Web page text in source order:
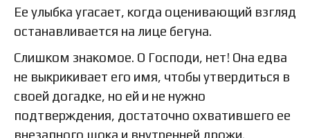
Ее улыбка угасает, когда оценивающий взгляд
останавливается на лице бегуна.
Слишком знакомое. О Господи, нет! Она едва
не выкрикивает его имя, чтобы утвердиться в
своей догадке, но ей и не нужно
подтверждения, достаточно охватившего ее
внезапного шока и внутренней дрожи.